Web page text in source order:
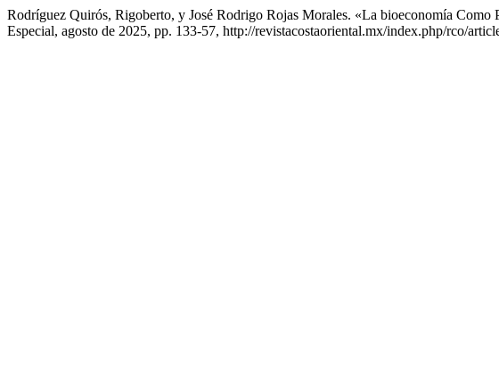
Rodríguez Quirós, Rigoberto, y José Rodrigo Rojas Morales. «La bioeconomía
Especial, agosto de 2025, pp. 133-57, http://revistacostaoriental.mx/index.php/rco/